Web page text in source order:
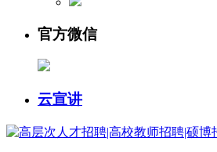
官方微信
云宣讲